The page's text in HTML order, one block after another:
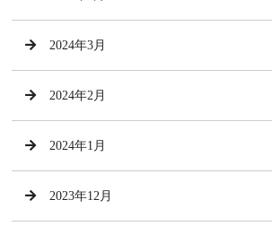
2024年3月
2024年2月
2024年1月
2023年12月